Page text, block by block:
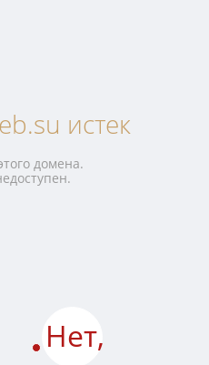
истек
домена.
Нет,